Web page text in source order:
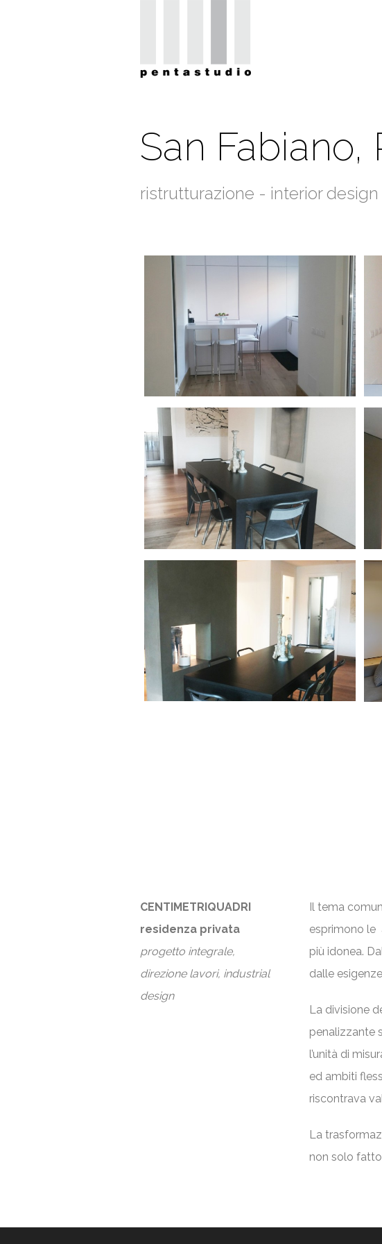
San Fabiano,
ristrutturazione - interior design
CENTIMETRIQUADRI
residenza privata
progetto integrale,
direzione lavori, industrial
design
Il tema
esprimono le
più idonea.
dalle
La divisione
penalizzante
l’unità di
ed ambiti
riscontrava
La
non solo